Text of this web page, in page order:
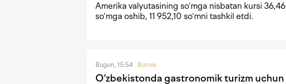
Amerika valyutasining so‘mga nisbatan kursi 36,46
so‘mga oshib, 11 952,10 so‘mni tashkil etdi.
Bugun, 15:54 Biznes
O‘zbekistonda gastronomik turizm uchun